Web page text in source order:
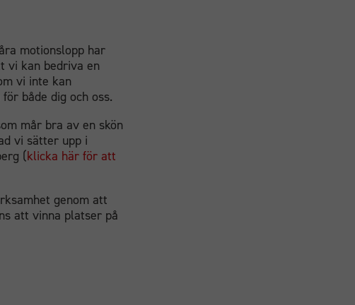
motionslopp har
vi kan bedriva en
vi inte kan
både dig och oss.
mår bra av en skön
vi sätter upp i
(klicka här för att
genom att
att vinna platser på